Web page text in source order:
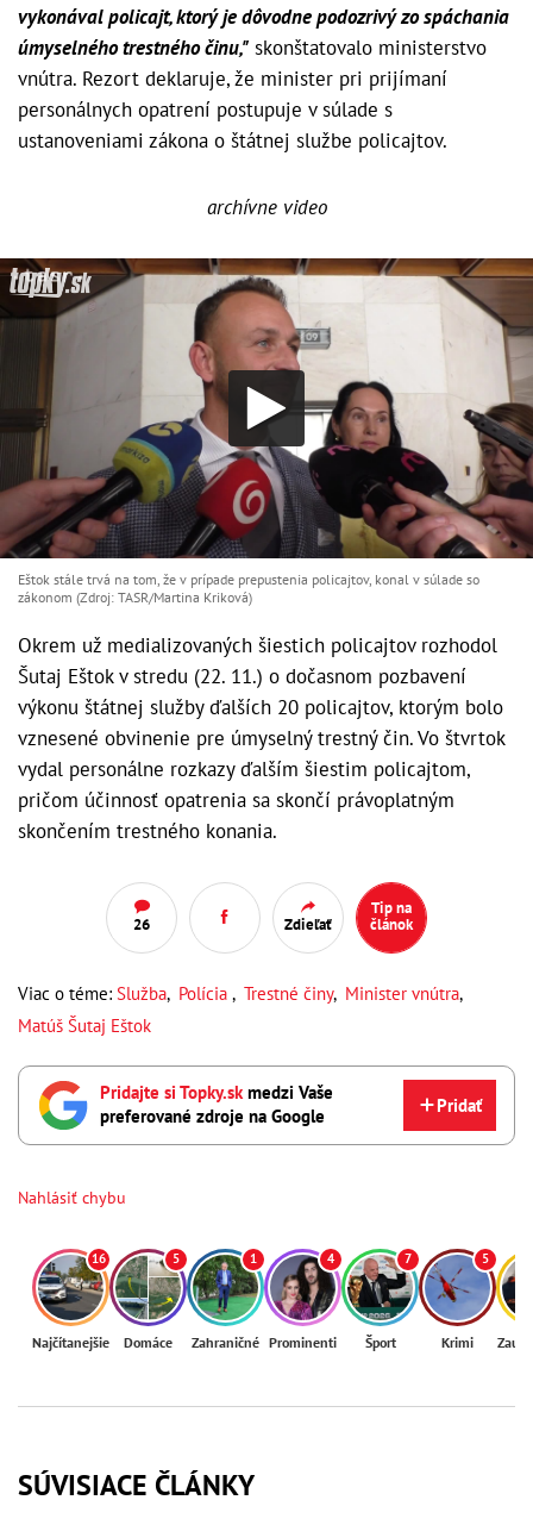
vykonával policajt, ktorý je dôvodne podozrivý zo spáchania
úmyselného trestného činu," skonštatovalo ministerstvo
vnútra. Rezort deklaruje, že minister pri prijímaní
personálnych opatrení postupuje v súlade s
ustanoveniami zákona o štátnej službe policajtov.
archívne video
Eštok stále trvá na tom, že v prípade prepustenia policajtov, konal v súlade so
zákonom (Zdroj: TASR/Martina Kriková)
Okrem už medializovaných šiestich policajtov rozhodol
Šutaj Eštok v stredu (22. 11.) o dočasnom pozbavení
výkonu štátnej služby ďalších 20 policajtov, ktorým bolo
vznesené obvinenie pre úmyselný trestný čin. Vo štvrtok
vydal personálne rozkazy ďalším šiestim policajtom,
pričom účinnosť opatrenia sa skončí právoplatným
skončením trestného konania.
26 Zdieľať
Tip na
článok
Viac o téme: Služba, Polícia , Trestné činy, Minister vnútra,
Matúš Šutaj Eštok
Pridajte si Topky.skmedzi Vaše
preferované zdroje na Google
Pridať
Nahlásiť chybu
16
Najčítanejšie
5
Domáce
1
Zahraničné
4
Prominenti
7
Šport
5
Krimi
SÚVISIACE ČLÁNKY